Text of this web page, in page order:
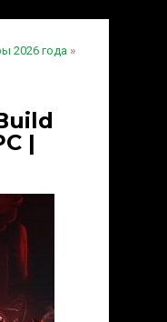
2026 года »
|